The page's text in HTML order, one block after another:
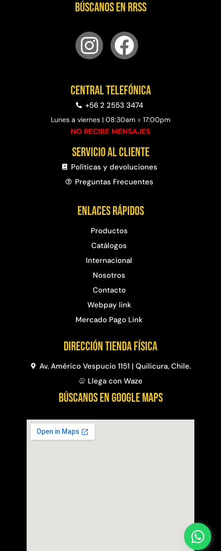
Búscanos en RRSS
Central telefónica
+56 2 2553 3474
Lunes a viernes | 08:30am > 17:00pm
NO RECIBE MENSAJES
Servicio al cliente
Políticas y devoluciones
Preguntas Frecuentes​
Enlaces rápidos
Productos
Catálogos
Internacional
Nosotros
Contacto
Webpay link
Mercado Pago Link
Dirección Tienda física
Av. Américo Vespucio 1151 | Quilicura, Chile.
Llega con Waze
BÚSCANOS EN GOOGLE MAPS